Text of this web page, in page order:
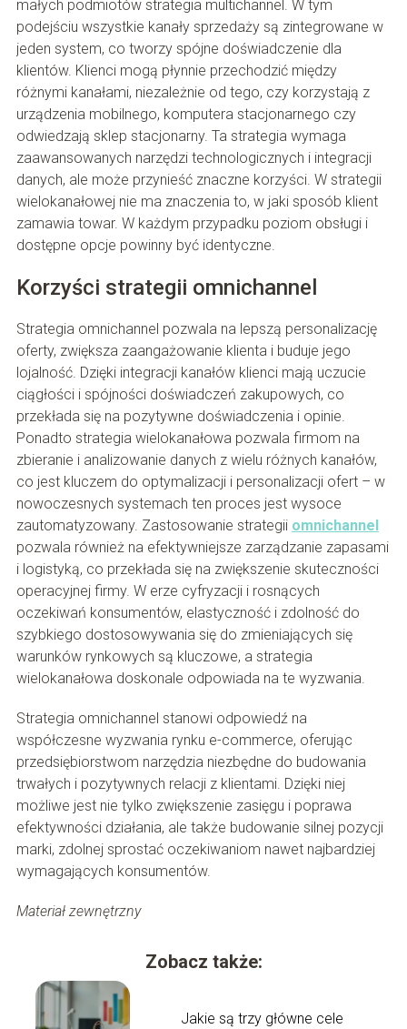
małych podmiotów strategia multichannel. W tym
podejściu wszystkie kanały sprzedaży są zintegrowane w
jeden system, co tworzy spójne doświadczenie dla
klientów. Klienci mogą płynnie przechodzić między
różnymi kanałami, niezależnie od tego, czy korzystają z
urządzenia mobilnego, komputera stacjonarnego czy
odwiedzają sklep stacjonarny. Ta strategia wymaga
zaawansowanych narzędzi technologicznych i integracji
danych, ale może przynieść znaczne korzyści. W strategii
wielokanałowej nie ma znaczenia to, w jaki sposób klient
zamawia towar. W każdym przypadku poziom obsługi i
dostępne opcje powinny być identyczne.
Korzyści strategii omnichannel
Strategia omnichannel pozwala na lepszą personalizację
oferty, zwiększa zaangażowanie klienta i buduje jego
lojalność. Dzięki integracji kanałów klienci mają uczucie
ciągłości i spójności doświadczeń zakupowych, co
przekłada się na pozytywne doświadczenia i opinie.
Ponadto strategia wielokanałowa pozwala firmom na
zbieranie i analizowanie danych z wielu różnych kanałów,
co jest kluczem do optymalizacji i personalizacji ofert – w
nowoczesnych systemach ten proces jest wysoce
zautomatyzowany. Zastosowanie strategii omnichannel
pozwala również na efektywniejsze zarządzanie zapasami
i logistyką, co przekłada się na zwiększenie skuteczności
operacyjnej firmy. W erze cyfryzacji i rosnących
oczekiwań konsumentów, elastyczność i zdolność do
szybkiego dostosowywania się do zmieniających się
warunków rynkowych są kluczowe, a strategia
wielokanałowa doskonale odpowiada na te wyzwania.
Strategia omnichannel stanowi odpowiedź na
współczesne wyzwania rynku e-commerce, oferując
przedsiębiorstwom narzędzia niezbędne do budowania
trwałych i pozytywnych relacji z klientami. Dzięki niej
możliwe jest nie tylko zwiększenie zasięgu i poprawa
efektywności działania, ale także budowanie silnej pozycji
marki, zdolnej sprostać oczekiwaniom nawet najbardziej
wymagających konsumentów.
Materiał zewnętrzny
Zobacz także:
Jakie są trzy główne cele